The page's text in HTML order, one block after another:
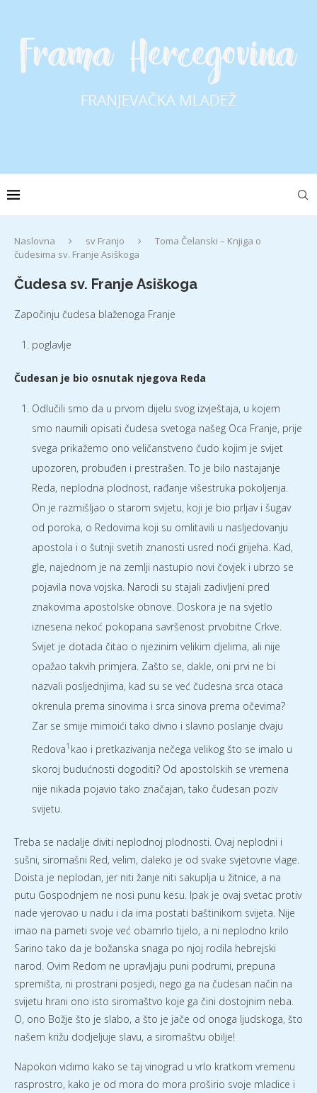
Naslovna sv Franjo
Toma Čelanski – Knjiga o
čudesima sv. Franje Asiškoga
Čudesa sv. Franje Asiškoga
Započinju čudesa blaženoga Franje
poglavlje
Čudesan je bio osnutak njegova Reda
Odlučili smo da u prvom dijelu svog izvještaja, u kojem
smo naumili opisati čudesa svetoga našeg Oca Franje, prije
svega prikažemo ono veličanstveno čudo kojim je svijet
upozoren, probuđen i prestrašen. To je bilo nastajanje
Reda, neplodna plodnost, rađanje višestruka pokoljenja.
On je razmišljao o starom svijetu, koji je bio prljav i šugav
od poroka, o Redovima koji su omlitavili u nasljedovanju
apostola i o šutnji svetih znanosti usred noći grijeha. Kad,
gle, najednom je na zemlji nastupio novi čovjek i ubrzo se
pojavila nova vojska. Narodi su stajali zadivljeni pred
znakovima apostolske obnove. Doskora je na svjetlo
iznesena nekoć pokopana savršenost prvobitne Crkve.
Svijet je dotada čitao o njezinim velikim djelima, ali nije
opažao takvih primjera. Zašto se, dakle, oni prvi ne bi
nazvali posljednjima, kad su se već čudesna srca otaca
okrenula prema sinovima i srca sinova prema očevima?
Zar se smije mimoići tako divno i slavno poslanje dvaju
Redova1 kao i pretkazivanja nečega velikog što se imalo u
skoroj budućnosti dogoditi? Od apostolskih se vremena
nije nikada pojavio tako značajan, tako čudesan poziv
svijetu.
Treba se nadalje diviti neplodnoj plodnosti. Ovaj neplodni i
sušni, siromašni Red, velim, daleko je od svake svjetovne vlage.
Doista je neplodan, jer niti žanje niti sakuplja u žitnice, a na
putu Gospodnjem ne nosi punu kesu. Ipak je ovaj svetac protiv
nade vjerovao u nadu i da ima postati baštinikom svijeta. Nije
imao na pameti svoje već obamrlo tijelo, a ni neplodno krilo
Sarino tako da je božanska snaga po njoj rodila hebrejski
narod. Ovim Redom ne upravljaju puni podrumi, prepuna
spremišta, ni prostrani posjedi, nego ga na čudesan način na
svijetu hrani ono isto siromaštvo koje ga čini dostojnim neba.
O, ono Božje što je slabo, a što je jače od onoga ljudskoga, što
našem križu dodjeljuje slavu, a siromaštvu obilje!
Napokon vidimo kako se taj vinograd u vrlo kratkom vremenu
rasprostro, kako je od mora do mora proširio svoje mladice i